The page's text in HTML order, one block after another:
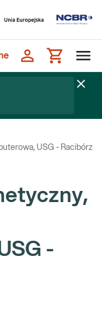
USG - Racibórz
-